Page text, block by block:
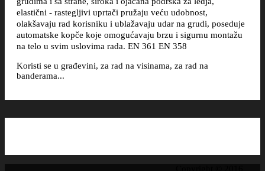
elastični - rastegljivi uprtači pružaju veću udobnost,
olakšavaju rad korisniku i ublažavaju udar na grudi, poseduje
automatske kopče koje omogućavaju brzu i sigurnu montažu
na telo u svim uslovima rada. EN 361 EN 358
Koristi se u građevini, za rad na visinama, za rad na
banderama...